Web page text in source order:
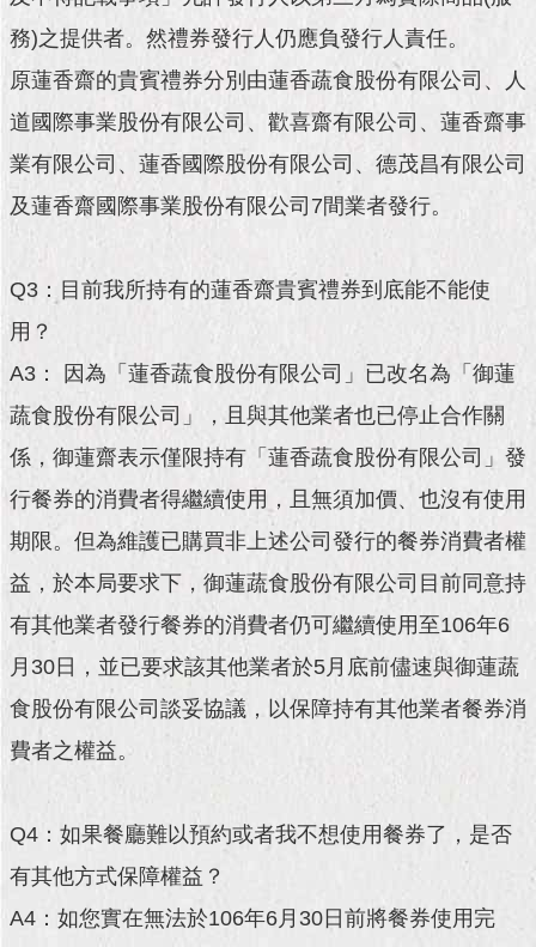
果
市
政
料
臺
北
動
題
館
與
民
動
動
主
題
首
務)之提供者。然禮券發行人仍應負發行人責任。
原蓮香齋的貴賓禮券分別由蓮香蔬食股份有限公司、人
道國際事業股份有限公司、歡喜齋有限公司、蓮香齋事
業有限公司、蓮香國際股份有限公司、德茂昌有限公司
及蓮香齋國際事業股份有限公司7間業者發行。
Q3：目前我所持有的蓮香齋貴賓禮券到底能不能使
用？
A3： 因為「蓮香蔬食股份有限公司」已改名為「御蓮
蔬食股份有限公司」，且與其他業者也已停止合作關
係，御蓮齋表示僅限持有「蓮香蔬食股份有限公司」發
行餐券的消費者得繼續使用，且無須加價、也沒有使用
期限。但為維護已購買非上述公司發行的餐券消費者權
益，於本局要求下，御蓮蔬食股份有限公司目前同意持
有其他業者發行餐券的消費者仍可繼續使用至106年6
月30日，並已要求該其他業者於5月底前儘速與御蓮蔬
食股份有限公司談妥協議，以保障持有其他業者餐券消
費者之權益。
Q4：如果餐廳難以預約或者我不想使用餐券了，是否
有其他方式保障權益？
A4：如您實在無法於106年6月30日前將餐券使用完